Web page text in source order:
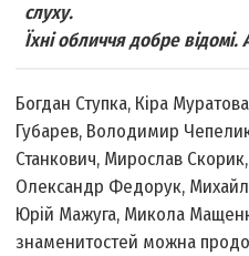
слуху.
Їхні обличчя добре відомі.
Богдан Ступка, Кіра
Губарев, Володимир
Станкович, Мирослав
Олександр Федорук,
Юрій Мажуга, Микола
знаменитостей можна